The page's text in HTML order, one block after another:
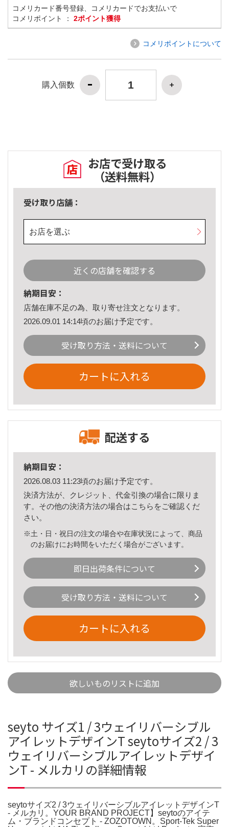
コメリカード番号登録、コメリカードでお支払いで
コメリポイント ： 2ポイント獲得
コメリポイントについて
購入個数
お店で受け取る
（送料無料）
受け取り店舗：
お店を選ぶ
近くの店舗を確認する
納期目安：
店舗在庫不足の為、取り寄せ注文となります。
2026.09.01 14:14頃のお届け予定です。
受け取り方法・送料について
カートに入れる
配送する
納期目安：
2026.08.03 11:23頃のお届け予定です。
決済方法が、クレジット、代金引換の場合に限りま
す。その他の決済方法の場合はこちら をご確認くだ
さい。
※土・日・祝日の注文の場合や在庫状況によって、商品
のお届けにお時間をいただく場合がございます。
即日出荷条件について
受け取り方法・送料について
カートに入れる
欲しいものリストに追加
seyto サイズ1 / 3ウェイリバーシブル
アイレットデザインT seytoサイズ2 / 3
ウェイリバーシブルアイレットデザイ
ンT - メルカリの詳細情報
seytoサイズ2 / 3ウェイリバーシブルアイレットデザインT
- メルカリ。YOUR BRAND PROJECT】seytoのアイテ
ム・ブランドコンセプト - ZOZOTOWN。Sport-Tek Super